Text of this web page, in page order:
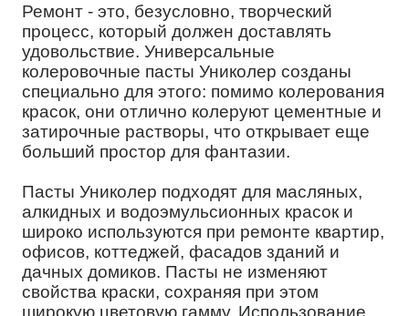
Ремонт - это, безусловно, творческий
процесс, который должен доставлять
удовольствие. Универсальные
колеровочные пасты Униколер созданы
специально для этого: помимо колерования
красок, они отлично колеруют цементные и
затирочные растворы, что открывает еще
больший простор для фантазии.
Пасты Униколер подходят для масляных,
алкидных и водоэмульсионных красок и
широко используются при ремонте квартир,
офисов, коттеджей, фасадов зданий и
дачных домиков. Пасты не изменяют
свойства краски, сохраняя при этом
широкую цветовую гамму. Использование